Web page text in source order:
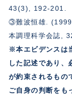
43(3), 192-201.
③難波恒雄.
本調理科学会誌,
※本エビデンスは
した記述であり、
が約束されるもの
ご自身の判断をも